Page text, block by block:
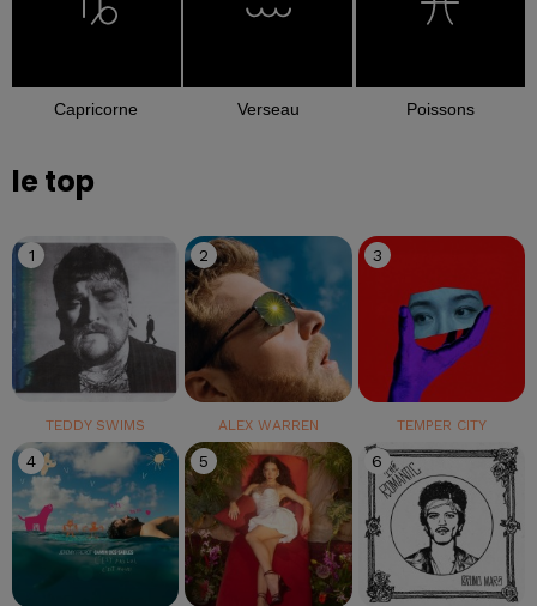
Capricorne Verseau Poissons
le top
1
TEDDY SWIMS
2
ALEX WARREN
3
TEMPER CITY
4 5 6